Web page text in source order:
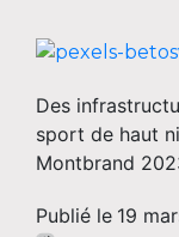
Des
sport de haut
Montbrand
Publié le 19